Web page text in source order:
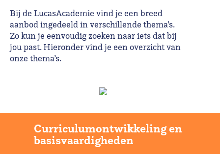
Bij de LucasAcademie vind je een breed
aanbod ingedeeld in verschillende thema’s.
Zo kun je eenvoudig zoeken naar iets dat bij
jou past. Hieronder vind je een overzicht van
onze thema’s.
Curriculumontwikkeling en
basisvaardigheden